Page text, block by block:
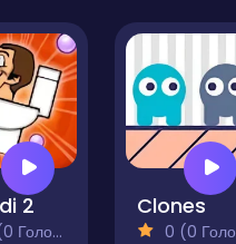
2 Clones
0 (0 Голосів)